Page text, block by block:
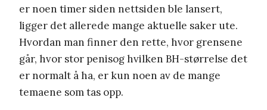
er noen timer siden nettsiden ble lansert,
ligger det allerede mange aktuelle saker ute.
Hvordan man finner den rette, hvor grensene
går, hvor stor penisog hvilken BH-størrelse det
er normalt å ha, er kun noen av de mange
temaene som tas opp.